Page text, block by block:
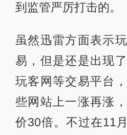
到监管严厉打击的。
虽然迅雷方面表示
易，但是还是出现
玩客网等交易平台
些网站上一涨再涨
价30倍。不过在11